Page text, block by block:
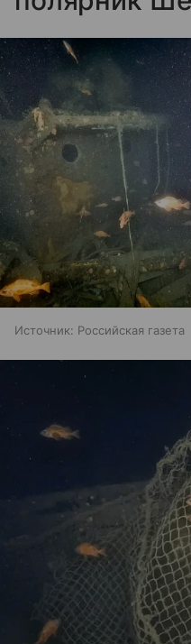
Источник: Российская газета